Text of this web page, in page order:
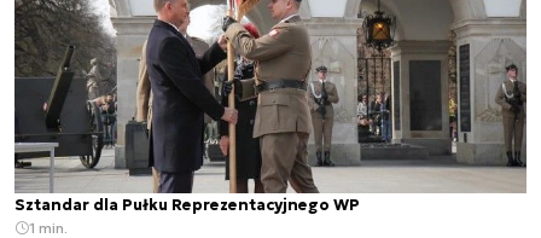
Sztandar dla Pułku Reprezentacyjnego WP
1 min.